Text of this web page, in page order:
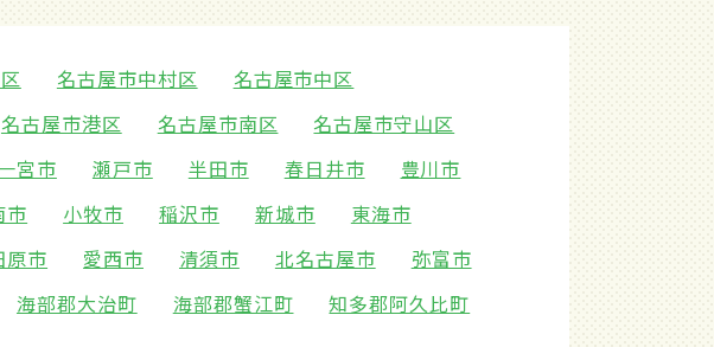
名古屋市中村区
名古屋市中区
名古屋市港区 名古屋市南区
名古屋市守山区
宮市 瀬戸市 半田市 春日井市
豊川市
市 小牧市 稲沢市 新城市
東海市
原市 愛西市 清須市 北名古屋市
弥富市
海部郡大治町 海部郡蟹江町
知多郡阿久比町